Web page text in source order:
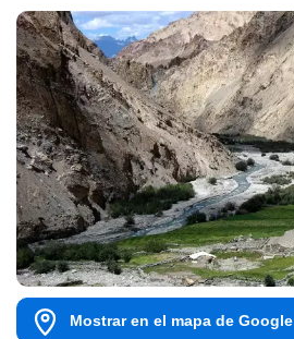
Mostrar en el mapa de Google